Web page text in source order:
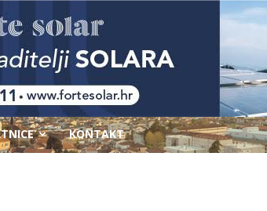
KONTAKT